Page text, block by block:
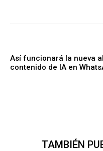
Así funcionará la nueva
contenido de IA en
TAMBIÉN